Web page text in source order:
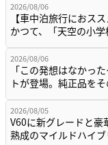
2026/08/06
【車中泊旅行におス
かつて、「天空の小
2026/08/06
「この発想はなかっ
トが登場。純正品を
2026/08/05
V60に新グレードと豪
熟成のマイルドハイ